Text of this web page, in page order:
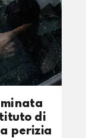
di
perizia